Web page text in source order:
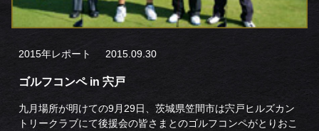
2015年レポート 2015.09.30
ゴルフコンペ in 宍戸
九月場所が明けての9月29日、茨城県笠間市は宍戸ヒルズカン
トリークラブにて後援会の皆さまとのゴルフコンペがとりおこ